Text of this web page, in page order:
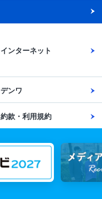
インターネット
デンワ
約款・利用規約